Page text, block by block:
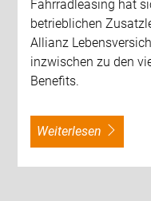
Fahrradleasing hat
betrieblichen
Allianz
inzwischen zu den
Benefits.
weiterlesen